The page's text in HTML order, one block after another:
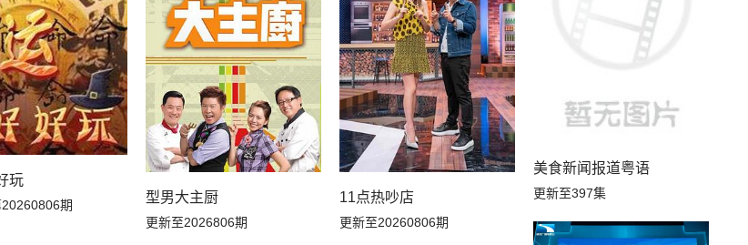
玩
期 型男大主厨
更新至2026806期
11点热吵店
更新至20260806期
美食新闻报道粤语
更新至397集